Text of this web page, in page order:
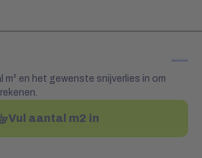
—
m² en het gewenste snijverlies in om
Vul aantal m2 in